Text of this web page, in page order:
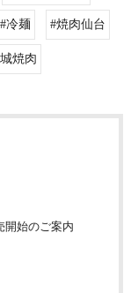
#冷麺 #焼肉仙台
焼肉
開始のご案内